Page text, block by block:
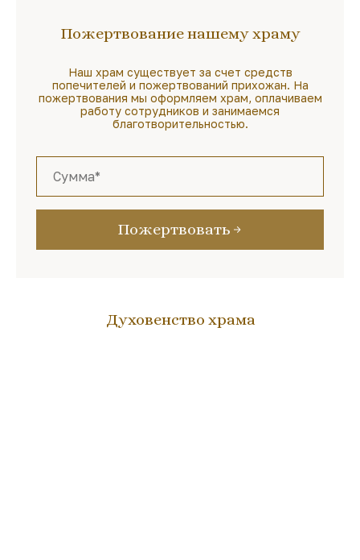
Пожертвование нашему храму
Наш храм существует за счет средств
попечителей и пожертвований прихожан. На
пожертвования мы оформляем храм, оплачиваем
работу сотрудников и занимаемся
благотворительностью.
Пожертвовать
Духовенство храма